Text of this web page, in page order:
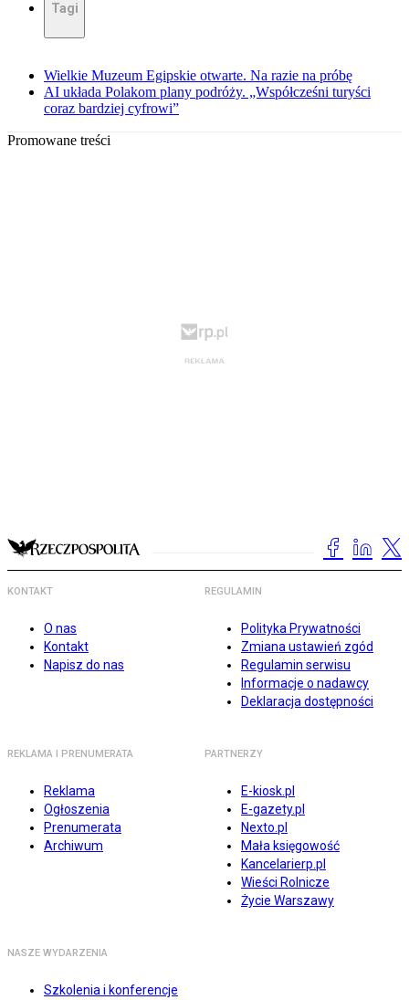
Tagi
Wielkie Muzeum Egipskie otwarte. Na razie na próbę
AI układa Polakom plany podróży. „Współcześni turyści
coraz bardziej cyfrowi”
Promowane treści
KONTAKT
O nas
Kontakt
Napisz do nas
REGULAMIN
Polityka Prywatności
Zmiana ustawień zgód
Regulamin serwisu
Informacje o nadawcy
Deklaracja dostępności
REKLAMA I PRENUMERATA
Reklama
Ogłoszenia
Prenumerata
Archiwum
PARTNERZY
E-kiosk.pl
E-gazety.pl
Nexto.pl
Mała księgowość
Kancelarierp.pl
Wieści Rolnicze
Życie Warszawy
NASZE WYDARZENIA
Szkolenia i konferencje